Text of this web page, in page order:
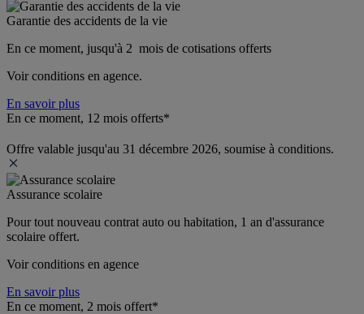
Garantie des accidents de la vie
En ce moment, jusqu'à 2  mois de cotisations offerts
Voir conditions en agence.
En savoir plus
En ce moment, 12 mois offerts*
Offre valable jusqu'au 31 décembre 2026, soumise à conditions.
Assurance scolaire
Pour tout nouveau contrat auto ou habitation, 1 an d'assurance
scolaire offert.
Voir conditions en agence
En savoir plus
En ce moment, 2 mois offert*